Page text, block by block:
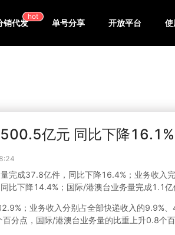
销代发
hot
单号分享 开放平台 使
亿元 同比下降16.1%
完成37.8亿件，同比下降16.4%；业务收入
下降14.4%；国际/港澳台业务量完成1.1亿
；业务收入分别占全部快递收入的9.9%
分点，国际/港澳台业务量的比重上升0.8个百